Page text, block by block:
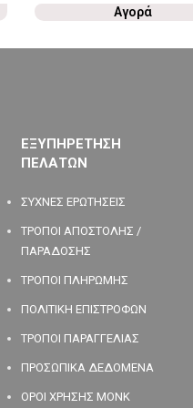
Αγορά
ΕΞΥΠΗΡΕΤΗΣΗ
ΠΕΛΑΤΩΝ
ΣΥΧΝΕΣ ΕΡΩΤΗΣΕΙΣ
ΤΡΟΠΟΙ ΑΠΟΣΤΟΛΗΣ /
ΠΑΡΑΔΟΣΗΣ
ΤΡΟΠΟΙ ΠΛΗΡΩΜΗΣ
ΠΟΛΙΤΙΚΗ ΕΠΙΣΤΡΟΦΩΝ
ΤΡΟΠΟΙ ΠΑΡΑΓΓΕΛΙΑΣ
ΠΡΟΣΩΠΙΚΑ ΔΕΔΟΜΕΝΑ
ΟΡΟΙ ΧΡΗΣΗΣ MONK